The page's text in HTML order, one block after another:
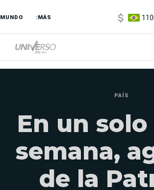
MUNDO :MÁS
3,8/
PAÍS
En un
semana,
de la